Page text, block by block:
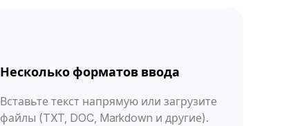
Несколько форматов ввода
Вставьте текст напрямую или загрузите
файлы (TXT, DOC, Markdown и другие).